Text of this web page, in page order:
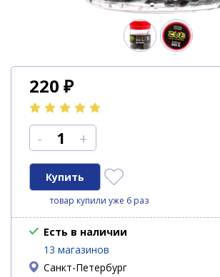
220 ₽
- +
товар купили уже 6 раз
Есть в наличии
13 магазинов
Санкт-Петербург